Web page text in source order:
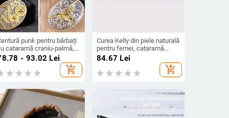
punk pentru bărbați
cataramă craniu-palmă,
PU, cataramă din aliaj
placă, curea de modă
- 93.02 Lei
add_shopping_cart
Curea Kelly din piele naturală
pentru femei, cataramă
rotativă, reglabilă, design
subțire, închidere cu buton
84.67 Lei
add_shopping_cart